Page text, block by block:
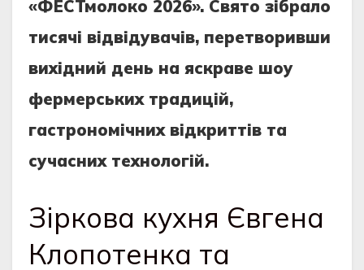
«ФЕСТмолоко 2026». Свято зібрало
тисячі відвідувачів, перетворивши
вихідний день на яскраве шоу
фермерських традицій,
гастрономічних відкриттів та
сучасних технологій.
Зіркова кухня Євгена
Клопотенка та